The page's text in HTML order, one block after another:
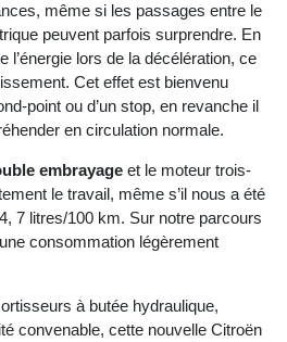
même si les passages entre le
peuvent parfois surprendre. En
l’énergie lors de la décélération, ce
Cet effet est bienvenu
point ou d’un stop, en revanche il
en circulation normale.
embrayage et le moteur trois-
le travail, même s’il nous a été
7 litres/100 km. Sur notre parcours
consommation légèrement
à butée hydraulique,
convenable, cette nouvelle Citroën